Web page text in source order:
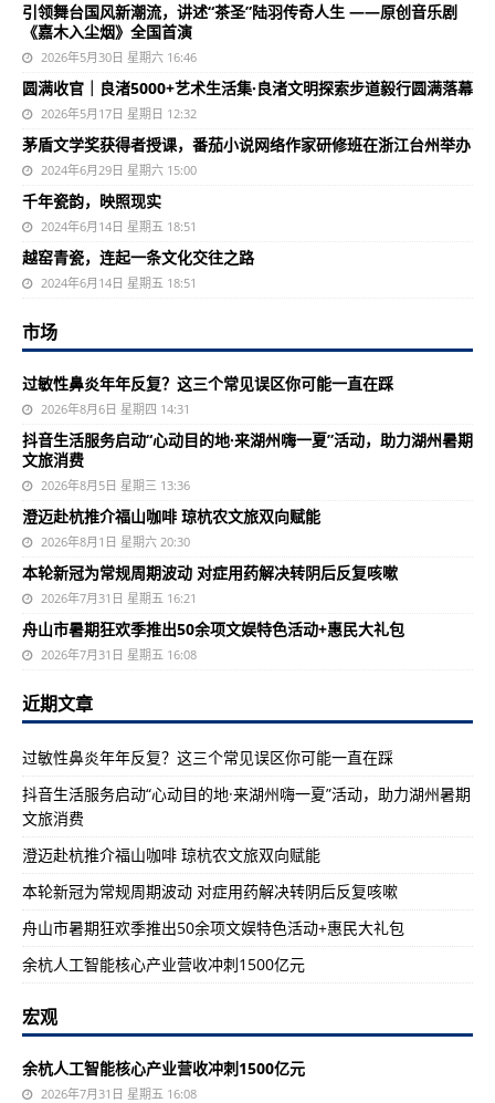
引领舞台国风新潮流，讲述“茶圣”陆羽传奇人生 ——原创音乐剧
《嘉木入尘烟》全国首演
2026年5月30日 星期六 16:46
圆满收官｜良渚5000+艺术生活集·良渚文明探索步道毅行圆满落幕
2026年5月17日 星期日 12:32
茅盾文学奖获得者授课，番茄小说网络作家研修班在浙江台州举办
2024年6月29日 星期六 15:00
千年瓷韵，映照现实
2024年6月14日 星期五 18:51
越窑青瓷，连起一条文化交往之路
2024年6月14日 星期五 18:51
市场
过敏性鼻炎年年反复？这三个常见误区你可能一直在踩
2026年8月6日 星期四 14:31
抖音生活服务启动“心动目的地·来湖州嗨一夏”活动，助力湖州暑期
文旅消费
2026年8月5日 星期三 13:36
澄迈赴杭推介福山咖啡 琼杭农文旅双向赋能
2026年8月1日 星期六 20:30
本轮新冠为常规周期波动 对症用药解决转阴后反复咳嗽
2026年7月31日 星期五 16:21
舟山市暑期狂欢季推出50余项文娱特色活动+惠民大礼包
2026年7月31日 星期五 16:08
近期文章
过敏性鼻炎年年反复？这三个常见误区你可能一直在踩
抖音生活服务启动“心动目的地·来湖州嗨一夏”活动，助力湖州暑期
文旅消费
澄迈赴杭推介福山咖啡 琼杭农文旅双向赋能
本轮新冠为常规周期波动 对症用药解决转阴后反复咳嗽
舟山市暑期狂欢季推出50余项文娱特色活动+惠民大礼包
余杭人工智能核心产业营收冲刺1500亿元
宏观
余杭人工智能核心产业营收冲刺1500亿元
2026年7月31日 星期五 16:08